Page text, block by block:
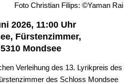
Foto Christian Filips: ©Yaman Rai
2026, 11:00 Uhr
Fürstenzimmer,
Mondsee
Verleihung des 13. Lyrikpreis des
des Schloss Mondsee